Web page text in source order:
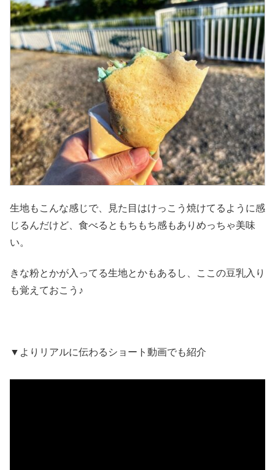
生地もこんな感じで、見た目はけっこう焼けてるように感
じるんだけど、食べるともちもち感もありめっちゃ美味
い。
きな粉とかが入ってる生地とかもあるし、ここの豆乳入り
も覚えておこう♪
▼よりリアルに伝わるショート動画でも紹介